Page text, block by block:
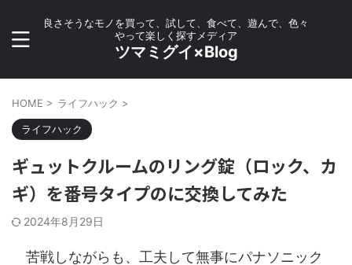
良さそうなモノを買って、試して、食べて、遊んで、色々
やって楽しく探すメディア
ツマミグイ×Blog
HOME > ライフハック >
ライフハック
ギュットクルームのリング錠（ロック、カ
ギ）を番号タイプのに交換してみた
2024年8月29日
苦戦しながらも、工夫して無事にパナソニック